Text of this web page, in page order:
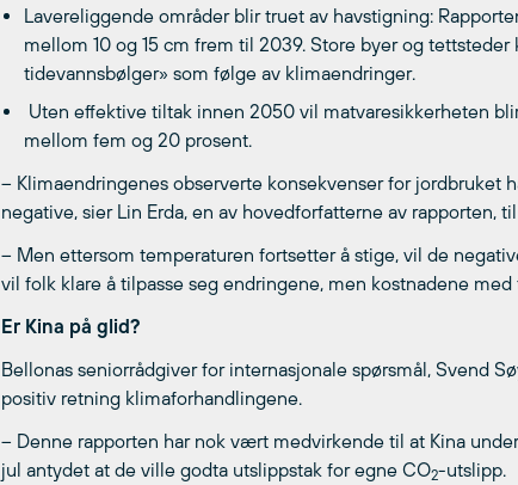
Lavereliggende områder blir truet av havstigning:
mellom 10 og 15 cm frem til 2039. Store byer og
tidevannsbølger» som følge av klimaendringer.
Uten effektive tiltak innen 2050 vil matvaresikkerheten
mellom fem og 20 prosent.
– Klimaendringenes observerte konsekvenser for jordbruket
negative, sier Lin Erda, en av hovedforfatterne av rapporten,
– Men ettersom temperaturen fortsetter å stige, vil de
vil folk klare å tilpasse seg endringene, men kostnadene
Er Kina på glid?
Bellonas seniorrådgiver for internasjonale spørsmål, Svend
positiv retning klimaforhandlingene.
– Denne rapporten har nok vært medvirkende til at Kina
jul antydet at de ville godta utslippstak for egne CO2-utslipp.